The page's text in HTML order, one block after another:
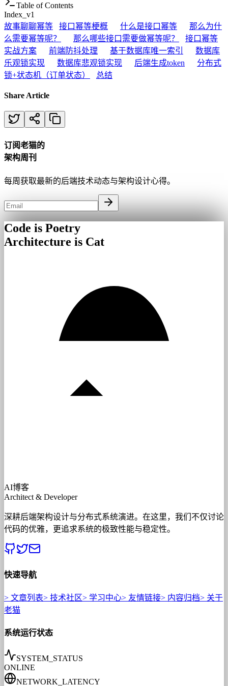
Table of Contents
Index_v1
故事聊聊幂等 接口幂等梗概 什么是接口幂等
那么为什
么需要幂等呢？
那么哪些接口需要做幂等呢？
接口幂等
实战方案
前端防抖处理 基于数据库唯一索引
数据库
乐观锁实现
数据库悲观锁实现 后端生成token
分布式
锁+状态机（订单状态）
总结
Share Article
订阅老猫的
架构周刊
每周获取最新的后端技术动态与架构设计心得。
Code is Poetry
Architecture is Cat
AI博客
Architect & Developer
深耕后端架构设计与分布式系统演进。在这里，我们不仅讨论
代码的优雅，更追求系统的极致性能与稳定性。
快速导航
> 文章列表> 技术社区> 学习中心> 友情链接> 内容归档> 关于
老猫
系统运行状态
SYSTEM_STATUS
ONLINE
NETWORK_LATENCY